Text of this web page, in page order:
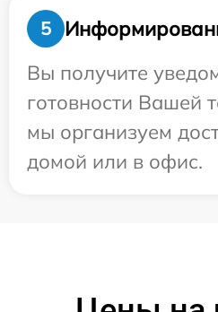
5
Вы получите
готовности Вашей
мы организуем
домой или в офис.